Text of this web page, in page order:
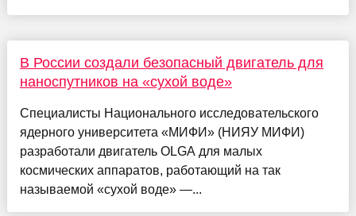
В России создали безопасный двигатель для
наноспутников на «сухой воде»
Специалисты Национального исследовательского
ядерного университета «МИФИ» (НИЯУ МИФИ)
разработали двигатель OLGA для малых
космических аппаратов, работающий на так
называемой «сухой воде» —...